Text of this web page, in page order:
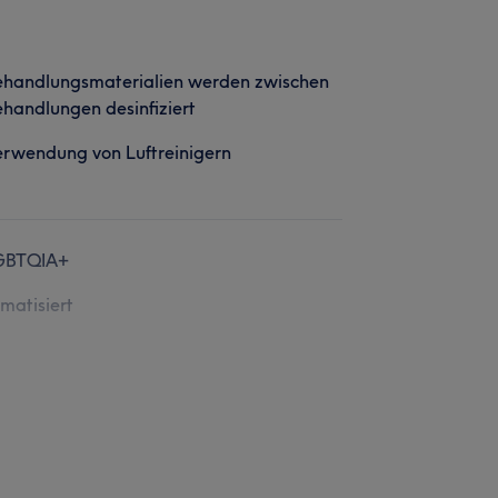
werden zwischen
desinfiziert
von Luftreinigern